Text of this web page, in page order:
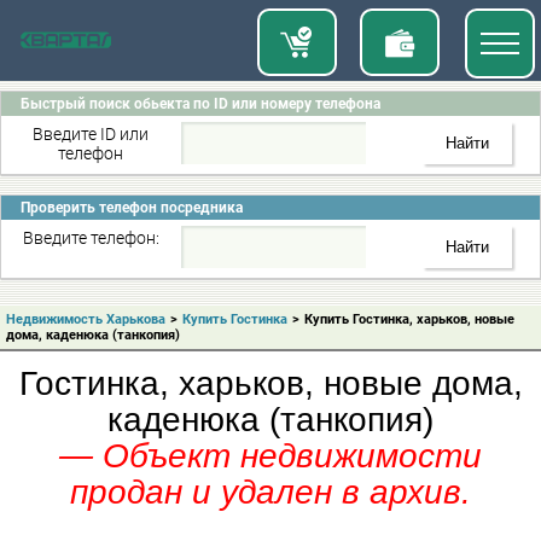
Быстрый поиск обьекта по ID или номеру телефона
Введите ID или
телефон
Проверить телефон посредника
Введите телефон:
Недвижимость Харькова > Купить Гостинка > Купить Гостинка, харьков, новые
дома, каденюка (танкопия)
Гостинка, харьков, новые дома,
каденюка (танкопия)
— Объект недвижимости
продан и удален в архив.